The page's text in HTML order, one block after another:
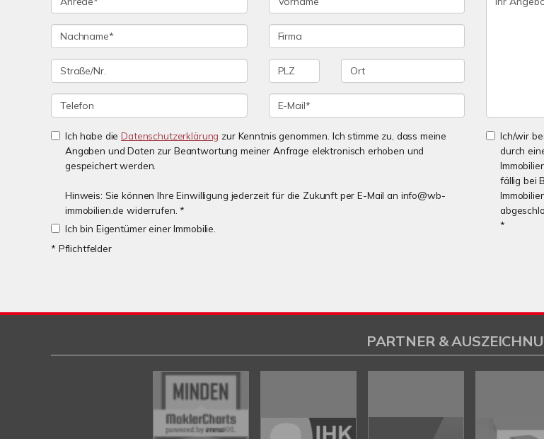
Ich habe dieDatenschutzerklärung zur Kenntnis genommen. Ich stimme zu, dass meine
Angaben und Daten zur Beantwortung meiner Anfrage elektronisch erhoben und
gespeichert werden.
Hinweis: Sie können Ihre Einwilligung jederzeit für die Zukunft per E-Mail an info@wb-
immobilien.de widerrufen. *
Ich bin Eigentümer einer Immobilie.
Ich/wir
durch
fällig bei
*
* Pflichtfelder
PARTNER &